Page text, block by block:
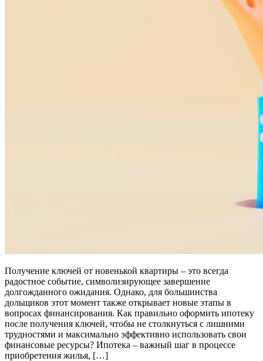
Получение ключей от новенькой квартиры – это всегда
радостное событие, символизирующее завершение
долгожданного ожидания. Однако, для большинства
дольщиков этот момент также открывает новые этапы в
вопросах финансирования. Как правильно оформить ипотеку
после получения ключей, чтобы не столкнуться с лишними
трудностями и максимально эффективно использовать свои
финансовые ресурсы? Ипотека – важный шаг в процессе
приобретения жилья, […]